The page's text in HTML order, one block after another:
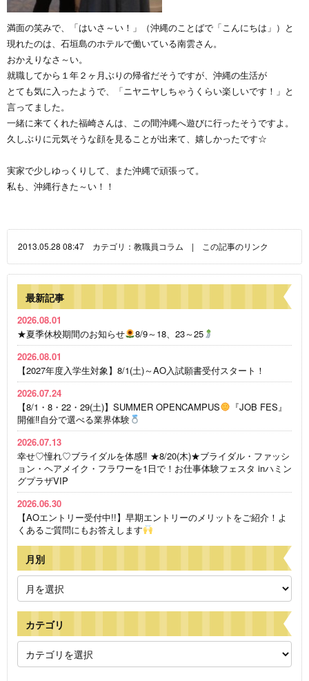
満面の笑みで、「はいさ～い！」（沖縄のことばで「こんにちは」）と
現れたのは、石垣島のホテルで働いている南雲さん。
おかえりなさ～い。
就職してから１年２ヶ月ぶりの帰省だそうですが、沖縄の生活が
とても気に入ったようで、「ニヤニヤしちゃうくらい楽しいです！」と
言ってました。
一緒に来てくれた福崎さんは、この間沖縄へ遊びに行ったそうですよ。
久しぶりに元気そうな顔を見ることが出来て、嬉しかったです☆
実家で少しゆっくりして、また沖縄で頑張って。
私も、沖縄行きた～い！！
2013.05.28 08:47 カテゴリ： 教職員コラム | この記事のリンク
最新記事
2026.08.01
★夏季休校期間のお知らせ
8/9～18、23～25
2026.08.01
【2027年度入学生対象】8/1(土)～AO入試願書受付スタート！
2026.07.24
【8/1・8・22・29(土)】SUMMER OPENCAMPUS
『JOB FES』
開催‼自分で選べる業界体験
2026.07.13
幸せ♡憧れ♡ブライダルを体感‼ ★8/20(木)★ブライダル・ファッシ
ョン・ヘアメイク・フラワーを1日で！お仕事体験フェスタ inハミン
グプラザVIP
2026.06.30
【AOエントリー受付中!!】早期エントリーのメリットをご紹介！よ
くあるご質問にもお答えします
月別
カテゴリ